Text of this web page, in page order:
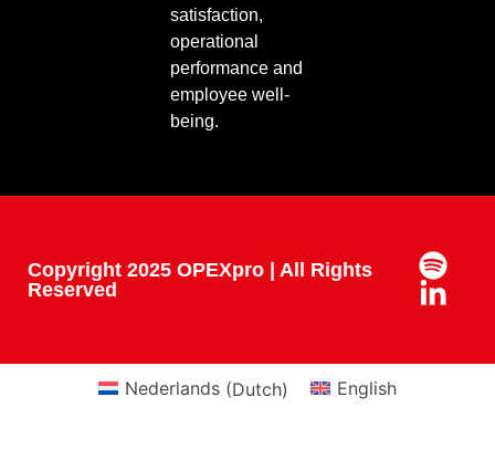
satisfaction,
operational
performance and
employee well-
being.
Copyright 2025 OPEXpro | All Rights
Reserved
Nederlands (Dutch) English